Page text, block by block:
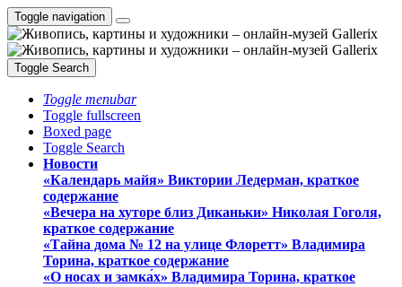
Toggle navigation
Toggle Search
Toggle menubar
Toggle fullscreen
Boxed page
Toggle Search
Новости
«Календарь майя» Виктории Ледерман, краткое
содержание
«Вечера на хуторе близ Диканьки» Николая Гоголя,
краткое содержание
«Тайна дома № 12 на улице Флоретт» Владимира
Торина, краткое содержание
«О носах и замка́х» Владимира Торина, краткое